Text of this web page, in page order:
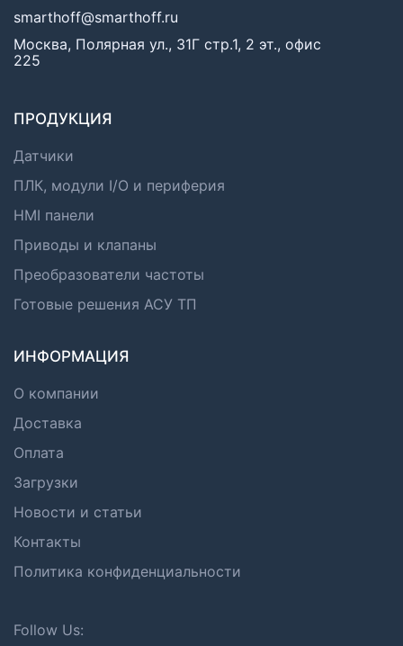
smarthoff@smarthoff.ru
Москва, Полярная ул., 31Г стр.1, 2 эт., офис
225
ПРОДУКЦИЯ
Датчики
ПЛК, модули I/O и периферия
HMI панели
Приводы и клапаны
Преобразователи частоты
Готовые решения АСУ ТП
ИНФОРМАЦИЯ
О компании
Доставка
Оплата
Загрузки
Новости и статьи
Контакты
Политика конфиденциальности
Follow Us: